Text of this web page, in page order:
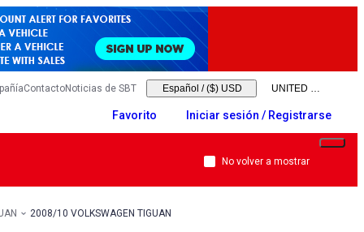
ContactoNoticias de SBT Español / ($) USD
Favorito Iniciar sesión / Registrarse
No volver a mostrar
2008/10 VOLKSWAGEN TIGUAN